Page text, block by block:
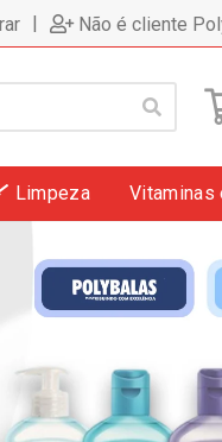
| Não é cliente
Limpeza Vitaminas